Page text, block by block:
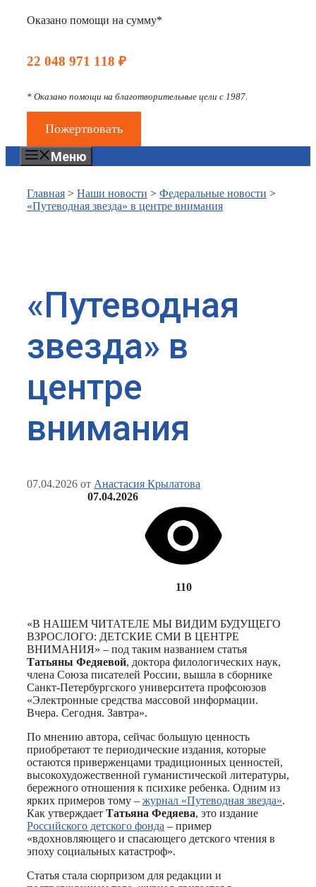
Оказано помощи на сумму*
22 048 971 118 ₽
* Оказано помощи на благотворительные цели с 1987.
Пожертвовать
Меню
Главная > Наши новости > Федеральные новости >
«Путеводная звезда» в центре внимания
«Путеводная
звезда» в
центре
внимания
07.04.2026 от Анастасия Крылатова
07.04.2026
110
«В НАШЕМ ЧИТАТЕЛЕ МЫ ВИДИМ БУДУЩЕГО
ВЗРОСЛОГО: ДЕТСКИЕ СМИ В ЦЕНТРЕ
ВНИМАНИЯ» – под таким названием статья
Татьяны Федяевой, доктора филологических наук,
члена Союза писателей России, вышла в сборнике
Санкт-Петербургского университета профсоюзов
«Электронные средства массовой информации.
Вчера. Сегодня. Завтра».
По мнению автора, сейчас большую ценность
приобретают те периодические издания, которые
остаются приверженцами традиционных ценностей,
высокохудожественной гуманистической литературы,
бережного отношения к психике ребенка. Одним из
ярких примеров тому – журнал «Путеводная звезда».
Как утверждает Татьяна Федяева, это издание
Российского детского фонда – пример
«вдохновляющего и спасающего детского чтения в
эпоху социальных катастроф».
Статья стала сюрпризом для редакции и